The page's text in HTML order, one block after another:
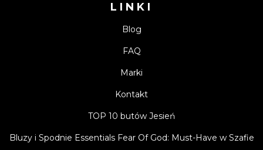
LINKI
Blog
FAQ
Marki
Kontakt
TOP 10 butów Jesień
Bluzy i Spodnie Essentials Fear Of God: Must-Have w Szafie